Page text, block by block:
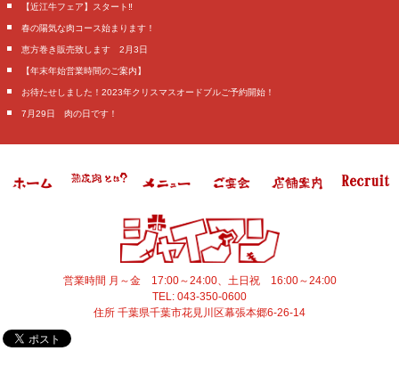
【近江牛フェア】スタート‼️
春の陽気な肉コース始まります！
恵方巻き販売致します 2月3日
【年末年始営業時間のご案内】
お待たせしました！2023年クリスマスオードブルご予約開始！
7月29日 肉の日です！
営業時間 月～金 17:00～24:00、土日祝 16:00～24:00
TEL: 043-350-0600
住所 千葉県千葉市花見川区幕張本郷6-26-14